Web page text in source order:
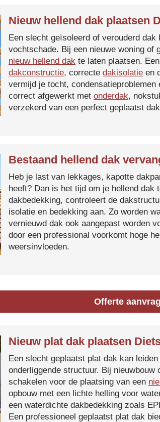
Nieuw hellend dak plaatsen
Een slecht geïsoleerd of verouderd
vochtschade. Bij een nieuwe woning of
nieuw hellend dak te laten plaatsen.
dakconstructie, correcte dakisolatie en
vermijd je tocht,
correct afgewerkt met onderdak,
verzekerd van een perfect geplaatst
Bestaand hellend dak
Heb je last van lekkages, kapotte
heeft? Dan is het tijd om je hellend
dakbedekking, controleert de
isolatie en bedekking aan. Zo worden
vernieuwd dak ook aangepast worden
door een professional voorkomt hoge
weersinvloeden.
Offerte
Nieuw plat dak plaatsen
Een slecht geplaatst plat dak kan
onderliggende structuur. Bij
schakelen voor de plaatsing van een
opbouw met een lichte helling voor
een waterdichte dakbedekking zoals
Een professioneel geplaatst plat dak